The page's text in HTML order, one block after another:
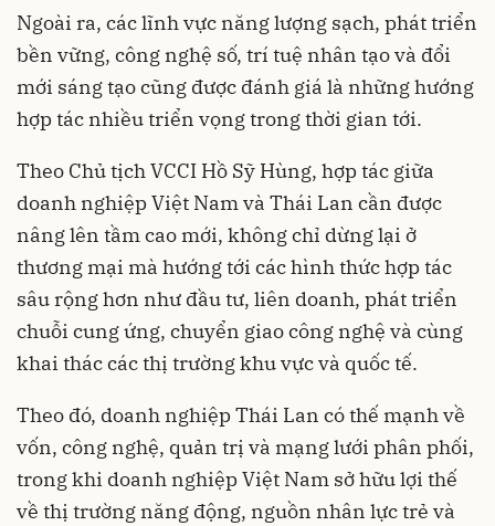
Ngoài ra, các lĩnh vực năng lượng sạch, phát triển
bền vững, công nghệ số, trí tuệ nhân tạo và đổi
mới sáng tạo cũng được đánh giá là những hướng
hợp tác nhiều triển vọng trong thời gian tới.
Theo Chủ tịch VCCI Hồ Sỹ Hùng, hợp tác giữa
doanh nghiệp Việt Nam và Thái Lan cần được
nâng lên tầm cao mới, không chỉ dừng lại ở
thương mại mà hướng tới các hình thức hợp tác
sâu rộng hơn như đầu tư, liên doanh, phát triển
chuỗi cung ứng, chuyển giao công nghệ và cùng
khai thác các thị trường khu vực và quốc tế.
Theo đó, doanh nghiệp Thái Lan có thế mạnh về
vốn, công nghệ, quản trị và mạng lưới phân phối,
trong khi doanh nghiệp Việt Nam sở hữu lợi thế
về thị trường năng động, nguồn nhân lực trẻ và